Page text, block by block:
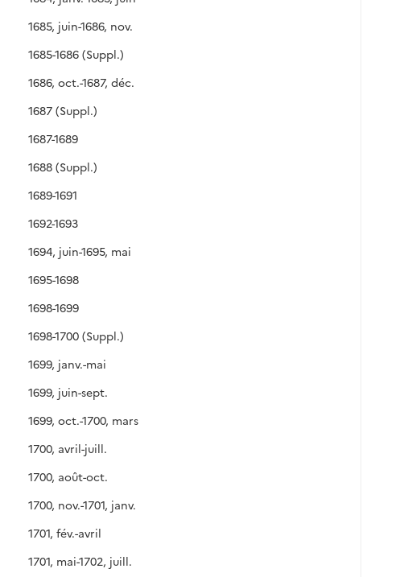
1685, juin-1686, nov.
1685-1686 (Suppl.)
1686, oct.-1687, déc.
1687 (Suppl.)
1687-1689
1688 (Suppl.)
1689-1691
1692-1693
1694, juin-1695, mai
1695-1698
1698-1699
1698-1700 (Suppl.)
1699, janv.-mai
1699, juin-sept.
1699, oct.-1700, mars
1700, avril-juill.
1700, août-oct.
1700, nov.-1701, janv.
1701, fév.-avril
1701, mai-1702, juill.